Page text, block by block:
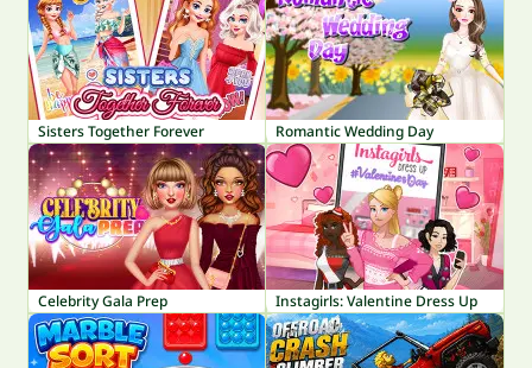
Sisters Together Forever Romantic Wedding Day
Celebrity Gala Prep Instagirls: Valentine Dress Up